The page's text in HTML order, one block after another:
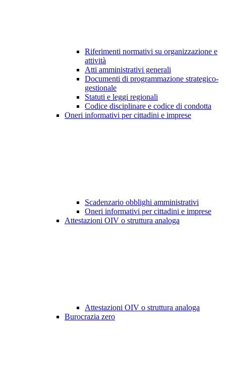
Riferimenti normativi su organizzazione e
attività
Atti amministrativi generali
Documenti di programmazione strategico-
gestionale
Statuti e leggi regionali
Codice disciplinare e codice di condotta
Oneri informativi per cittadini e imprese
Scadenzario obblighi amministrativi
Oneri informativi per cittadini e imprese
Attestazioni OIV o struttura analoga
Attestazioni OIV o struttura analoga
Burocrazia zero